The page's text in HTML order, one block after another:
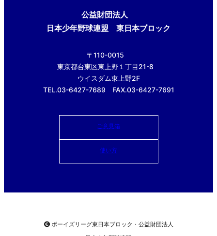
公益財団法人
日本少年野球連盟 東日本ブロック
〒110-0015
東京都台東区東上野１丁目21-8
ウイスダム東上野2F
TEL.03-6427-7689 FAX.03-6427-7691
ご意見箱
使い方
ボーイズリーグ東日本ブロック・公益財団法人